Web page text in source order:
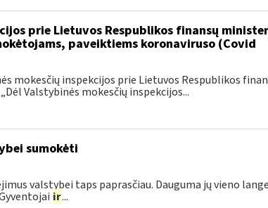
prie Lietuvos Respublikos finansų
paveiktiems koronaviruso (Covid
mokesčių inspekcijos prie Lietuvos Respublikos
Valstybinės mokesčių inspekcijos...
sumokėti
valstybei taps paprasčiau. Dauguma jų vieno
ir...